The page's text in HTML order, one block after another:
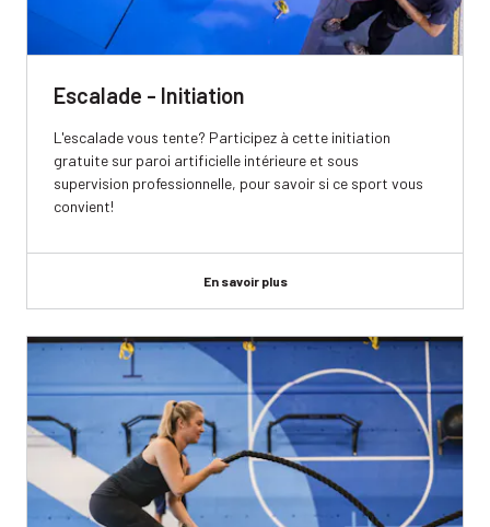
plateaux et d’équipement, ainsi que
l’inscription aux forfaits et aux cours.
bouger à petit prix!
En savoir plus
Escalade - Initiation
L'escalade vous tente? Participez à cette initiation
gratuite sur paroi artificielle intérieure et sous
supervision professionnelle, pour savoir si ce sport vous
convient!
En savoir plus